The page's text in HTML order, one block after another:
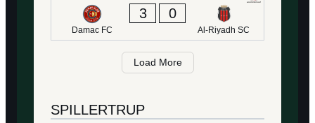
Damac FC
3 0
Al-Riyadh SC
Load More
SPILLERTRUP